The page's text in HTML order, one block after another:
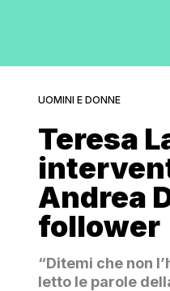
UOMINI E DONNE
Teresa
Andrea
follower
“Ditemi che non
letto le parole